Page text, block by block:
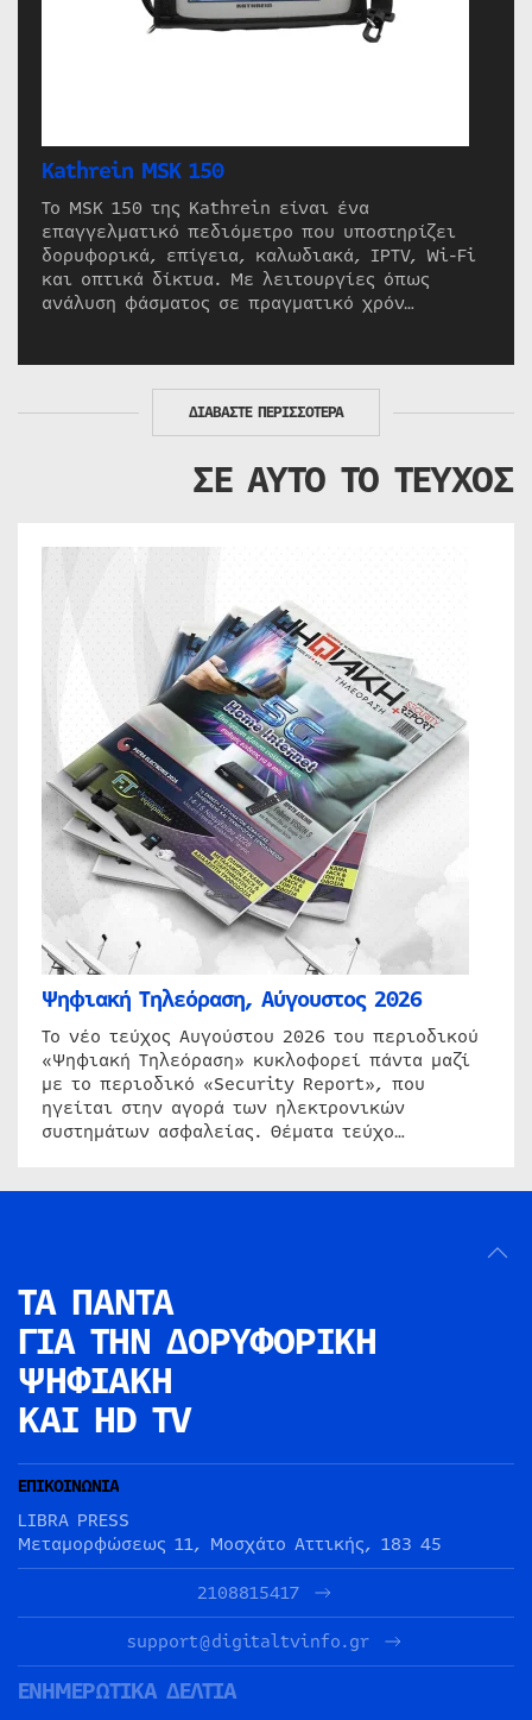
Kathrein MSK 150
Το MSK 150 της Kathrein είναι ένα
επαγγελματικό πεδιόμετρο που υποστηρίζει
δορυφορικά, επίγεια, καλωδιακά, IPTV, Wi-Fi
και οπτικά δίκτυα. Με λειτουργίες όπως
ανάλυση φάσματος σε πραγματικό χρόν…
ΔΙΑΒΑΣΤΕ ΠΕΡΙΣΣΟΤΕΡΑ
ΣΕ ΑΥΤΟ ΤΟ ΤΕΥΧΟΣ
Ψηφιακή Τηλεόραση, Αύγουστος 2026
Το νέο τεύχος Αυγούστου 2026 του περιοδικού
«Ψηφιακή Τηλεόραση» κυκλοφορεί πάντα μαζί
με το περιοδικό «Security Report», που
ηγείται στην αγορά των ηλεκτρονικών
συστημάτων ασφαλείας. Θέματα τεύχο…
ΤΑ ΠΑΝΤΑ
ΓΙΑ ΤΗΝ ΔΟΡΥΦΟΡΙΚΗ
ΨΗΦΙΑΚΗ
ΚΑΙ HD TV
ΕΠΙΚΟΙΝΩΝΙΑ
LIBRA PRESS
Μεταμορφώσεως 11, Μοσχάτο Αττικής, 183 45
2108815417
support@digitaltvinfo.gr
ΕΝΗΜΕΡΩΤΙΚΑ ΔΕΛΤΙΑ